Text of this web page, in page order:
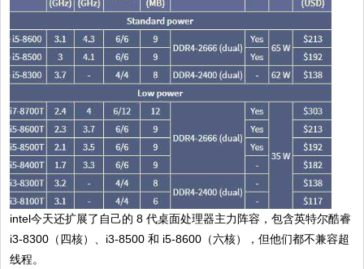
intel今天还扩展了自己的 8 代桌面处理器主力阵容，包含英特尔酷睿
i3-8300（四核）、i3-8500 和 i5-8600（六核），但他们都不兼容超
线程。